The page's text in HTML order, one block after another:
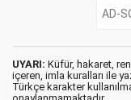
UYARI: Küfür, hakaret,
içeren, imla kuralları ile
Türkçe karakter